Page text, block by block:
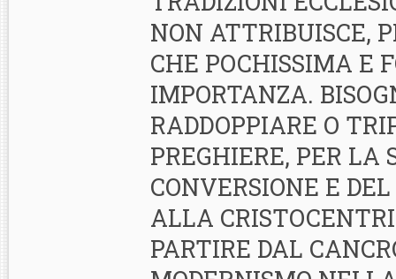
NON ATTRIBUISCE,
CHE POCHISSIMA E
IMPORTANZA.
RADDOPPIARE O
PREGHIERE, PER LA
CONVERSIONE E DEL
ALLA
PARTIRE DAL